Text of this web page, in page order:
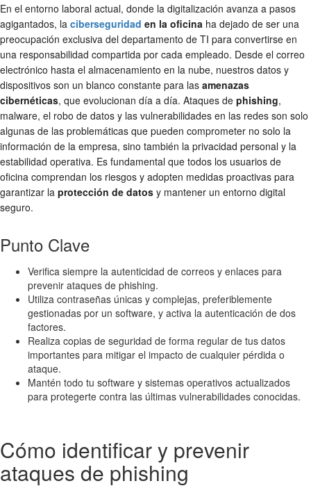
En el entorno laboral actual, donde la digitalización avanza a pasos
agigantados, la ciberseguridad en la oficina ha dejado de ser una
preocupación exclusiva del departamento de TI para convertirse en
una responsabilidad compartida por cada empleado. Desde el correo
electrónico hasta el almacenamiento en la nube, nuestros datos y
dispositivos son un blanco constante para las amenazas
cibernéticas, que evolucionan día a día. Ataques de phishing,
malware, el robo de datos y las vulnerabilidades en las redes son solo
algunas de las problemáticas que pueden comprometer no solo la
información de la empresa, sino también la privacidad personal y la
estabilidad operativa. Es fundamental que todos los usuarios de
oficina comprendan los riesgos y adopten medidas proactivas para
garantizar la protección de datos y mantener un entorno digital
seguro.
Punto Clave
Verifica siempre la autenticidad de correos y enlaces para
prevenir ataques de phishing.
Utiliza contraseñas únicas y complejas, preferiblemente
gestionadas por un software, y activa la autenticación de dos
factores.
Realiza copias de seguridad de forma regular de tus datos
importantes para mitigar el impacto de cualquier pérdida o
ataque.
Mantén todo tu software y sistemas operativos actualizados
para protegerte contra las últimas vulnerabilidades conocidas.
Cómo identificar y prevenir
ataques de phishing